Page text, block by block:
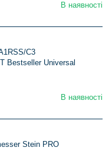
В наявності
C3
Bestseller Universal
В наявності
Stein PRO